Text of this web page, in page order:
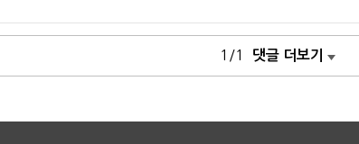
1/1 댓글 더보기